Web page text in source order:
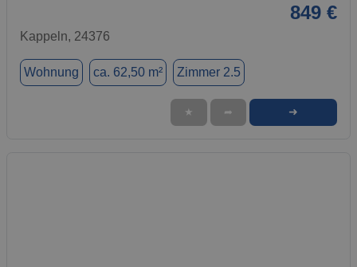
849 €
Kappeln, 24376
Wohnung ca. 62,50 m² Zimmer 2.5
★ ➦ ➜